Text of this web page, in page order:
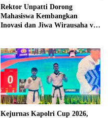
Rektor Unpatti Dorong
Mahasiswa Kembangkan
Inovasi dan Jiwa Wirausaha via
Kejurnas Kapolri Cup 2026,